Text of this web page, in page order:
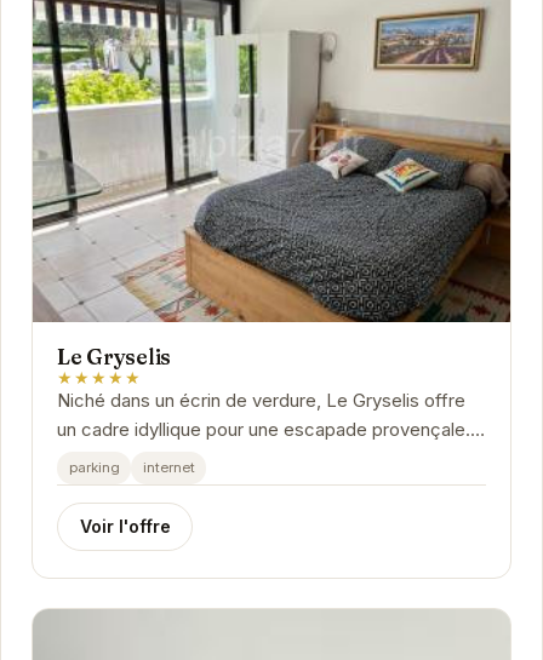
Le Gryselis
★★★★★
Niché dans un écrin de verdure, Le Gryselis offre
un cadre idyllique pour une escapade provençale.
Ses chambres élégantes et confortables vous...
parking internet
Voir l'offre